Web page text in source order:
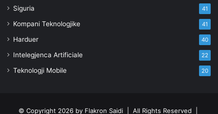
Siguria 41
Kompani Teknologjike 41
Harduer 40
Intelegjenca Artificiale 22
Teknologji Mobile 20
© Copyright 2026 by Flakron Saidi | All Rights Reserved |